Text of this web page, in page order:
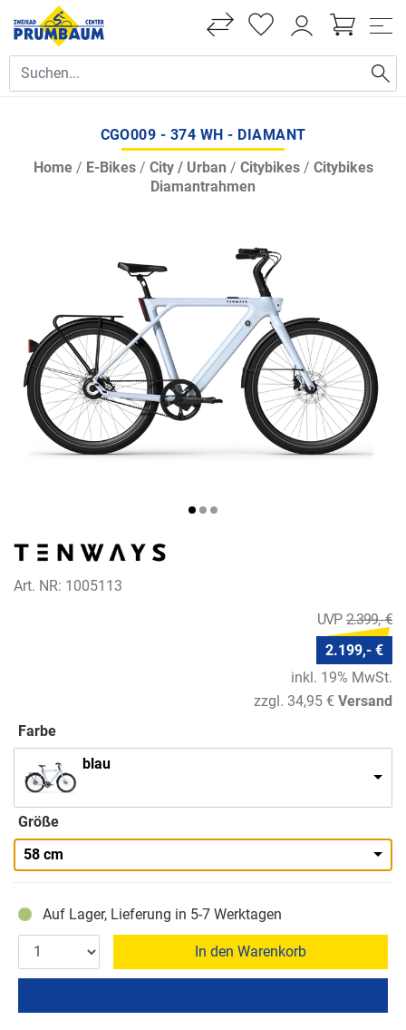
CGO009 - 374 WH - DIAMANT
Home/ E-Bikes/ City / Urban / Citybikes/ Citybikes
Diamantrahmen
Art. NR: 1005113
2.399,- €
2.199,- €
inkl. 19% MwSt.
zzgl. 34,95 € Versand
Farbe
blau
Größe
58 cm
Auf Lager, Lieferung in 5-7 Werktagen
In den Warenkorb